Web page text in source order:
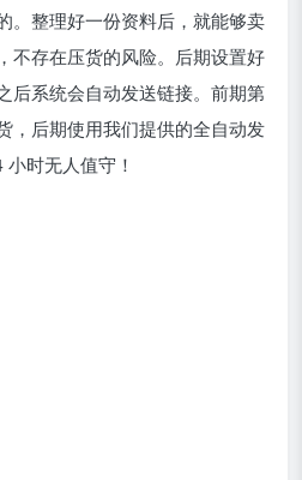
。整理好一份资料后，就能够卖
不存在压货的风险。后期设置好
后系统会自动发送链接。前期第
，后期使用我们提供的全自动发
时无人值守！